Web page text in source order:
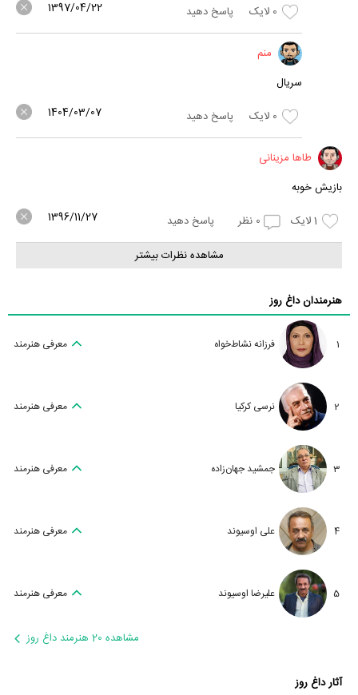
0 لایک پاسخ دهید 1397/04/22
منم
سریال
0 لایک پاسخ دهید 1404/03/07
طاها مزینانی
بازیش خوبه
1لایک 0 نظر پاسخ دهید 1396/11/27
مشاهده نظرات بیشتر
هنرمندان داغ روز
1 فرزانه نشاط‌خواه معرفی هنرمند
2 نرسی کرکیا معرفی هنرمند
3 جمشید جهان‌زاده معرفی هنرمند
4 علی اوسیوند معرفی هنرمند
5 علیرضا اوسیوند معرفی هنرمند
مشاهده 20 هنرمند داغ روز
آثار داغ روز